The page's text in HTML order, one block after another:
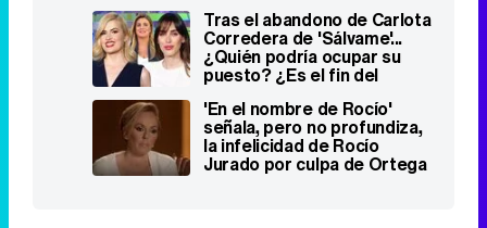
Tras el abandono de Carlota
Corredera de 'Sálvame'...
¿Quién podría ocupar su
puesto? ¿Es el fin del
formato?
'En el nombre de Rocío'
señala, pero no profundiza,
la infelicidad de Rocío
Jurado por culpa de Ortega